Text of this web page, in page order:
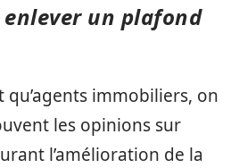
un plafond
immobiliers, on
les opinions sur
l’amélioration de la